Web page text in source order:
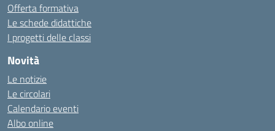
Offerta formativa
Le schede didattiche
I progetti delle classi
Novità
Le notizie
Le circolari
Calendario eventi
Albo online